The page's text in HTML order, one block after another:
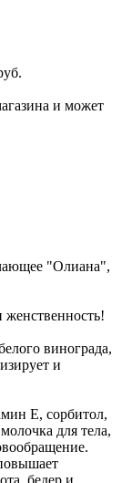
и может
"Олиана",
женственность!
винограда,
и
Е, сорбитол,
для тела,
бедер и